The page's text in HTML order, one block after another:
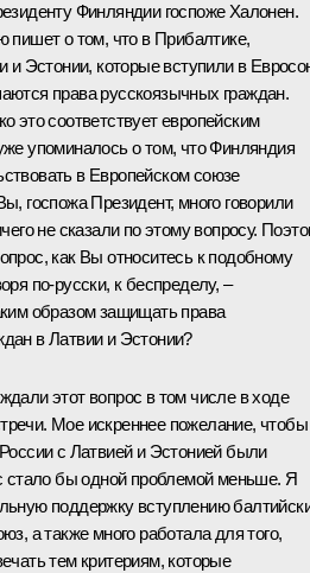
Финляндии госпоже Халонен.
пишет о том, что в Прибалтике,
и Эстонии, которые вступили в
права русскоязычных граждан.
это соответствует европейским
упоминалось о том, что Финляндия
в Европейском союзе
госпожа Президент, много говорили
не сказали по этому вопросу.
как Вы относитесь к подобному
по‑русски, к беспределу, –
образом защищать права
в Латвии и Эстонии?
этот вопрос в том числе в ходе
Мое искреннее пожелание, чтобы
с Латвией и Эстонией были
стало бы одной проблемой меньше. Я
поддержку вступлению
а также много работала для того,
тем критериям, которые